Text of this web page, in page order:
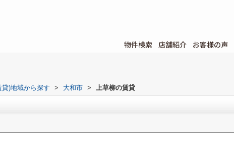
物件検索 店舗紹介 お客様の声
貸)地域から探す > 大和市 > 上草柳の賃貸